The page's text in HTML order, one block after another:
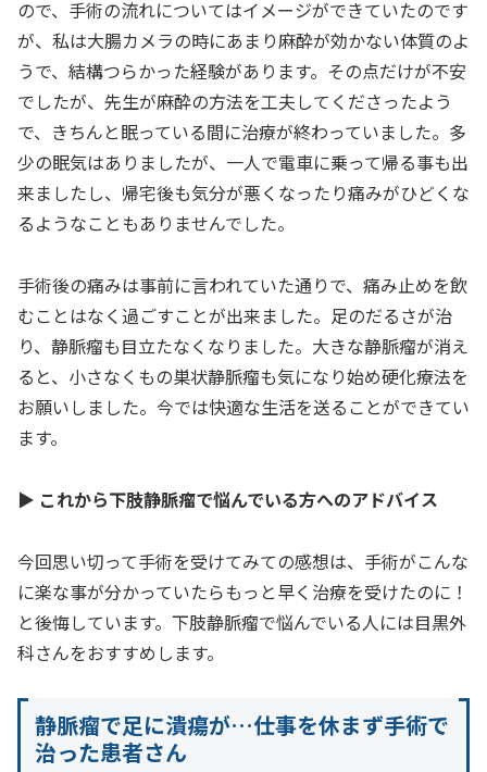
ので、手術の流れについてはイメージができていたのです
が、私は大腸カメラの時にあまり麻酔が効かない体質のよ
うで、結構つらかった経験があります。その点だけが不安
でしたが、先生が麻酔の方法を工夫してくださったよう
で、きちんと眠っている間に治療が終わっていました。多
少の眠気はありましたが、一人で電車に乗って帰る事も出
来ましたし、帰宅後も気分が悪くなったり痛みがひどくな
るようなこともありませんでした。
手術後の痛みは事前に言われていた通りで、痛み止めを飲
むことはなく過ごすことが出来ました。足のだるさが治
り、静脈瘤も目立たなくなりました。大きな静脈瘤が消え
ると、小さなくもの巣状静脈瘤も気になり始め硬化療法を
お願いしました。今では快適な生活を送ることができてい
ます。
▶ これから下肢静脈瘤で悩んでいる方へのアドバイス
今回思い切って手術を受けてみての感想は、手術がこんな
に楽な事が分かっていたらもっと早く治療を受けたのに！
と後悔しています。下肢静脈瘤で悩んでいる人には目黒外
科さんをおすすめします。
静脈瘤で足に潰瘍が…仕事を休まず手術で
治った患者さん